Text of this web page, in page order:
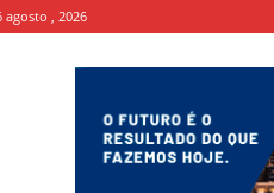
, 2026